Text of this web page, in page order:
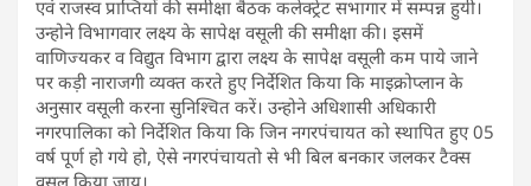
एवं राजस्व प्राप्तियों की समीक्षा बैठक कलेक्ट्रेट सभागार में सम्पन्न हुयी।
उन्होने विभागवार लक्ष्य के सापेक्ष वसूली की समीक्षा की। इसमें
वाणिज्यकर व विद्युत विभाग द्वारा लक्ष्य के सापेक्ष वसूली कम पाये जाने
पर कड़ी नाराजगी व्यक्त करते हुए निर्देशित किया कि माइक्रोप्लान के
अनुसार वसूली करना सुनिश्चित करें। उन्होने अधिशासी अधिकारी
नगरपालिका को निर्देशित किया कि जिन नगरपंचायत को स्थापित हुए 05
वर्ष पूर्ण हो गये हो, ऐसे नगरपंचायतो से भी बिल बनकार जलकर टैक्स